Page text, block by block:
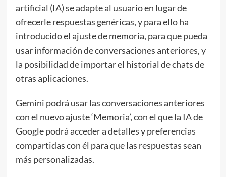
artificial (IA) se adapte al usuario en lugar de
ofrecerle respuestas genéricas, y para ello ha
introducido el ajuste de memoria, para que pueda
usar información de conversaciones anteriores, y
la posibilidad de importar el historial de chats de
otras aplicaciones.
Gemini podrá usar las conversaciones anteriores
con el nuevo ajuste ‘Memoria’, con el que la IA de
Google podrá acceder a detalles y preferencias
compartidas con él para que las respuestas sean
más personalizadas.